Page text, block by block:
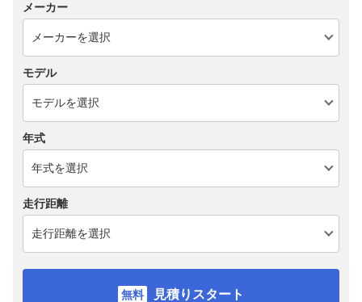
メーカー
モデル
年式
走行距離
見積りスタート